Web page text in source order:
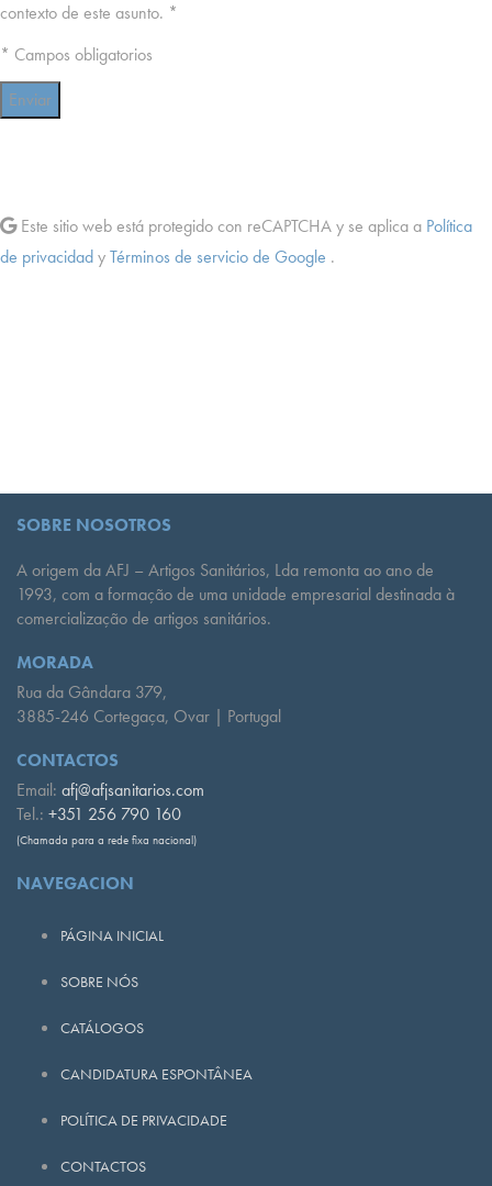
contexto de este asunto. *
* Campos obligatorios
Este sitio web está protegido con reCAPTCHA y se aplica a Política
de privacidadyTérminos de servicio de Google .
SOBRE NOSOTROS
A origem da AFJ – Artigos Sanitários, Lda remonta ao ano de
1993, com a formação de uma unidade empresarial destinada à
comercialização de artigos sanitários.
MORADA
Rua da Gândara 379,
3885-246 Cortegaça, Ovar | Portugal
CONTACTOS
Email: afj@afjsanitarios.com
Tel.: +351 256 790 160
(Chamada para a rede fixa nacional)
NAVEGACION
PÁGINA INICIAL
SOBRE NÓS
CATÁLOGOS
CANDIDATURA ESPONTÂNEA
POLÍTICA DE PRIVACIDADE
CONTACTOS